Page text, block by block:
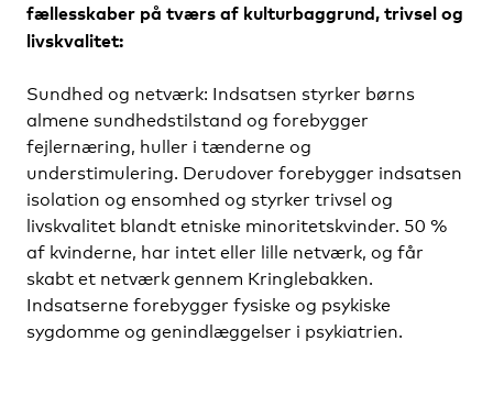
fællesskaber på tværs af kulturbaggrund, trivsel og
livskvalitet:
Sundhed og netværk: Indsatsen styrker børns
almene sundhedstilstand og forebygger
fejlernæring, huller i tænderne og
understimulering. Derudover forebygger indsatsen
isolation og ensomhed og styrker trivsel og
livskvalitet blandt etniske minoritetskvinder. 50 %
af kvinderne, har intet eller lille netværk, og får
skabt et netværk gennem Kringlebakken.
Indsatserne forebygger fysiske og psykiske
sygdomme og genindlæggelser i psykiatrien.